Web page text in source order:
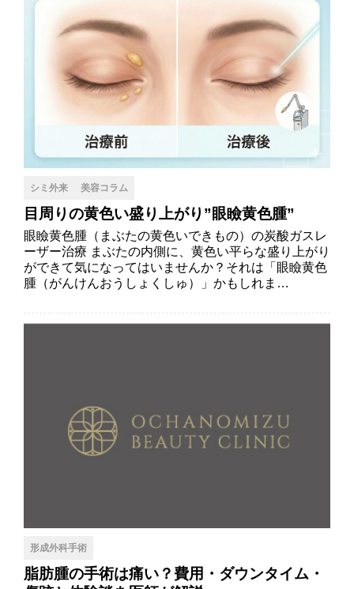
シミ外来 美容コラム
目周りの黄色い盛り上がり”眼瞼黄色腫”
眼瞼黄色腫（まぶたの黄色いできもの）の炭酸ガスレ
ーザー治療 まぶたの内側に、黄色い平らな盛り上がり
ができて気になってはいませんか？それは「眼瞼黄色
腫（がんけんおうしょくしゅ）」かもしれま…
形成外科手術
脂肪腫の手術は痛い？費用・ダウンタイム・